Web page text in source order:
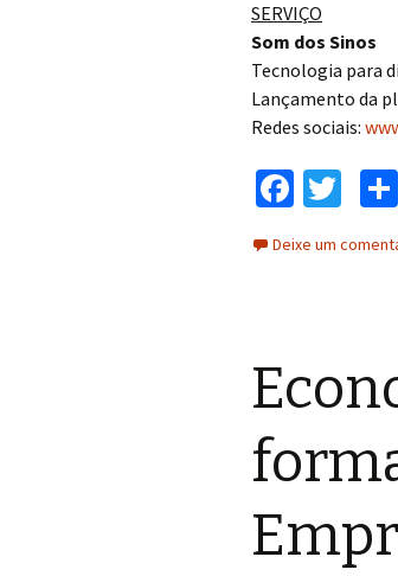
SERVIÇO
Som dos Sinos
Tecnologia para
Lançamento da
Redes sociais:
Fa
b
k
T
tt
Deixe um